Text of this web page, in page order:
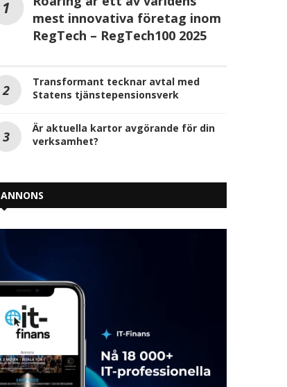
mest innovativa företag inom
RegTech – RegTech100 2025
Transformant tecknar avtal med
Statens tjänstepensionsverk
Är aktuella kartor avgörande för din
verksamhet?
ANNONS